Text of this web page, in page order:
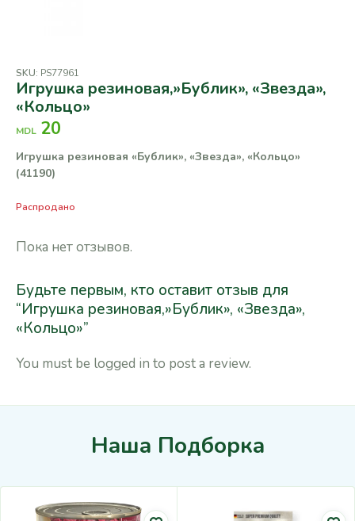
SKU: PS77961
Игрушка резиновая,»Бублик», «Звезда»,
«Кольцо»
MDL 20
Игрушка резиновая «Бублик», «Звезда», «Кольцо»
(41190)
Распродано
Пока нет отзывов.
Будьте первым, кто оставит отзыв для
“Игрушка резиновая,»Бублик», «Звезда»,
«Кольцо»”
You must be logged in to post a review.
Наша Подборка